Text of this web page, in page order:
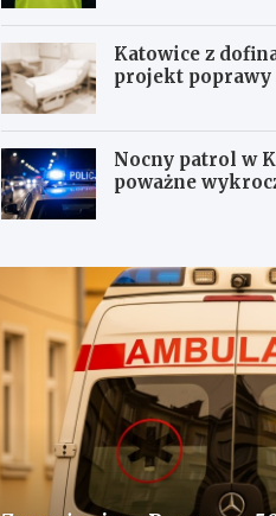
Katowice z
projekt poprawy
Nocny patrol w
poważne